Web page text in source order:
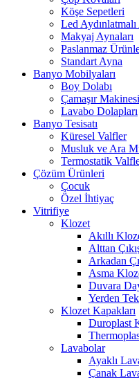
Köşe Sepetleri
Led
Makyaj Aynaları
Paslanmaz
Standart Ayna
Banyo Mobilyaları
Boy Dolabı
Çamaşır
Lavabo Dolapları
Banyo Tesisatı
Küresel Valfler
Musluk ve Ara
Termostatik
Çözüm Ürünleri
Çocuk
Özel İhtiyaç
Vitrifiye
Klozet
Akıllı
Alttan
Arkadan
Asma
Duvara
Yerden
Klozet Kapakları
Duroplast
Lavabolar
Ayaklı
Çanak